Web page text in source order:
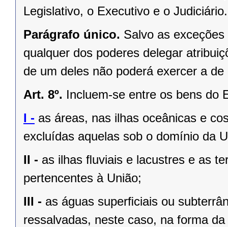
Legislativo, o Executivo e o Judiciário.
Parágrafo único. Salvo as
qualquer dos poderes delegar
de um deles não poderá exercer a de
Art. 8º. Incluem-se entre os bens do
I - as áreas, nas ilhas oceânicas e
excluídas aquelas sob o domínio da
II - as ilhas ﬂuviais e lacustres e as
pertencentes à União;
III - as águas superﬁciais ou
ressalvadas, neste caso, na forma